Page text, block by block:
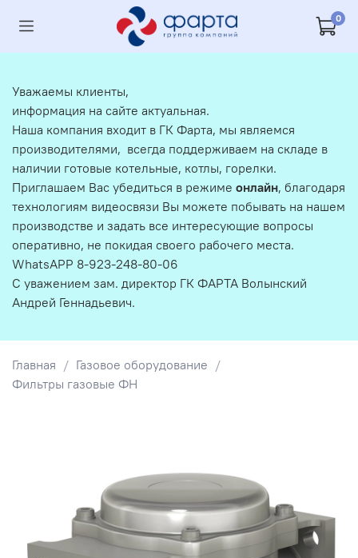
0
Главная
Газовое оборудование
Фильтры газовые ФН
Уважаемы клиенты,
информация на сайте актуальная.
Наша компания входит в ГК Фарта, мы являемся
производителями, всегда поддерживаем на складе в
наличии готовые котельные, котлы, горелки.
Приглашаем Вас убедиться в режиме онлайн, благодаря
технологиям видеосвязи Вы можете побывать на нашем
производстве и задать все интересующие вопросы
оперативно, не покидая своего рабочего места.
WhatsAPP 8-923-248-80-06
С уважением зам. директор ГК ФАРТА Волынский
Андрей Геннадьевич.